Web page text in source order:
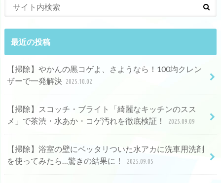
最近の投稿
【掃除】やかんの黒コゲよ、さようなら！100均クレン
ザーで一発解決 2025.10.02
【掃除】スコッチ・ブライト「綺麗なキッチンのスス
メ」で茶渋・水あか・コゲ汚れを徹底検証！
2025.09.09
【掃除】浴室の壁にベッタリついた水アカに洗車用洗剤
を使ってみたら…驚きの結果に！
2025.09.05